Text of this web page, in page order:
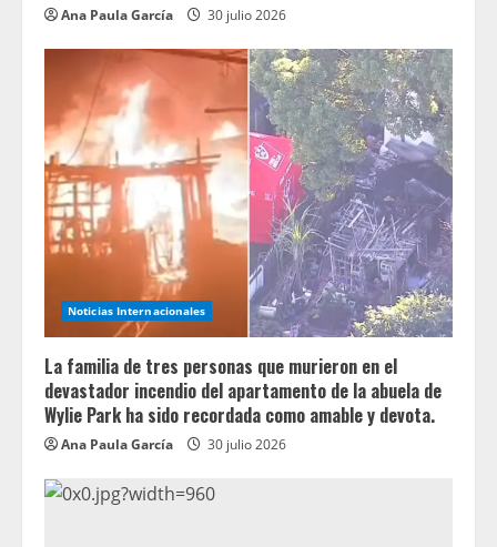
Ana Paula García 30 julio 2026
Noticias Internacionales
La familia de tres personas que murieron en el
devastador incendio del apartamento de la abuela de
Wylie Park ha sido recordada como amable y devota.
Ana Paula García 30 julio 2026